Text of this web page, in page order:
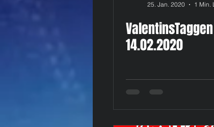
25. Jan. 2020
1 Min.
14.02.2020